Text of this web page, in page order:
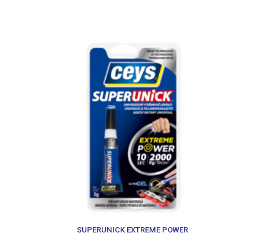
SUPERUNICK EXTREME POWER